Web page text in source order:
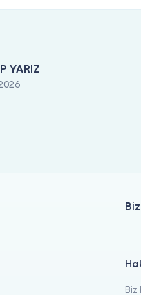
YARIZ
Biz